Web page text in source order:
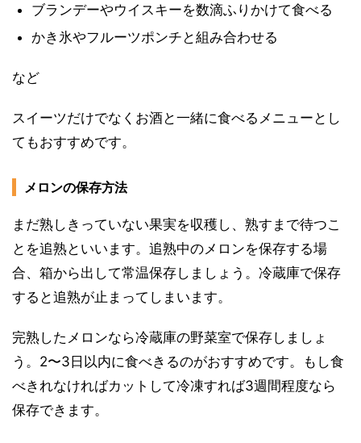
ブランデーやウイスキーを数滴ふりかけて食べる
かき氷やフルーツポンチと組み合わせる
など
スイーツだけでなくお酒と一緒に食べるメニューとし
てもおすすめです。
メロンの保存方法
まだ熟しきっていない果実を収穫し、熟すまで待つこ
とを追熟といいます。追熟中のメロンを保存する場
合、箱から出して常温保存しましょう。冷蔵庫で保存
すると追熟が止まってしまいます。
完熟したメロンなら冷蔵庫の野菜室で保存しましょ
う。2〜3日以内に食べきるのがおすすめです。もし食
べきれなければカットして冷凍すれば3週間程度なら
保存できます。